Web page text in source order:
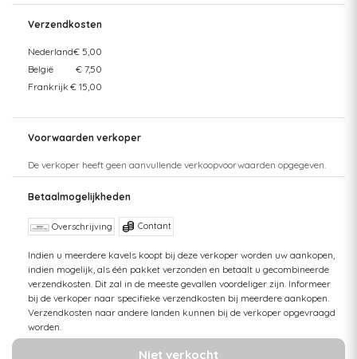
Verzendkosten
Nederland€ 5,00
België
€ 7,50
Frankrijk € 15,00
Voorwaarden verkoper
De verkoper heeft geen aanvullende verkoopvoorwaarden opgegeven.
Betaalmogelijkheden
Overschrijving Contant
Indien u meerdere kavels koopt bij deze verkoper worden uw aankopen,
indien mogelijk, als één pakket verzonden en betaalt u gecombineerde
verzendkosten. Dit zal in de meeste gevallen voordeliger zijn. Informeer
bij de verkoper naar specifieke verzendkosten bij meerdere aankopen.
Verzendkosten naar andere landen kunnen bij de verkoper opgevraagd
worden.
Niet verkocht